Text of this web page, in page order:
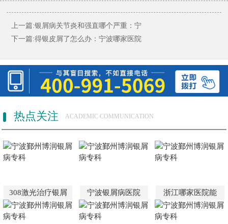
上一篇:银屑病关节炎和强直哪个严重：宁
下一篇:得银皮屑了怎么办：宁波哪家医院
热点关注 ACADEMIC COMMUNICATION
308激光治疗银屑 宁波银屑病医院 浙江哪家医院能